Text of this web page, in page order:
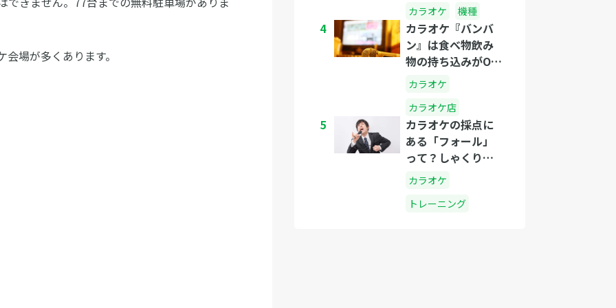
場が多くあります。
カラオケ 機種
4
カラオケ『バンバ
ン』は食べ物飲み
物の持ち込みがOK
なのか？
カラオケ
カラオケ店
5
カラオケの採点に
ある「フォール」
って？しゃくりと
は？
カラオケ
トレーニング